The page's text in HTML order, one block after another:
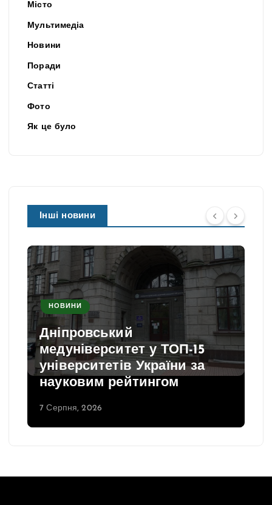
Місто
Мультимедіа
Новини
Поради
Статті
Фото
Як це було
Інші новини
НОВИНИ
Дніпровський
медуніверситет у ТОП-15
університетів України за
науковим рейтингом
7 Серпня, 2026